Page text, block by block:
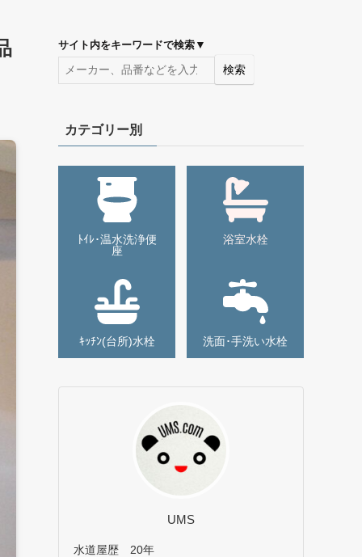
サイト内をキーワードで検索 ▼
検索
カテゴリー別
ﾄｲﾚ･温水洗浄便
座
浴室水栓
ｷｯﾁﾝ(台所)水栓 洗面･手洗い水栓
UMS
水道屋歴 20年